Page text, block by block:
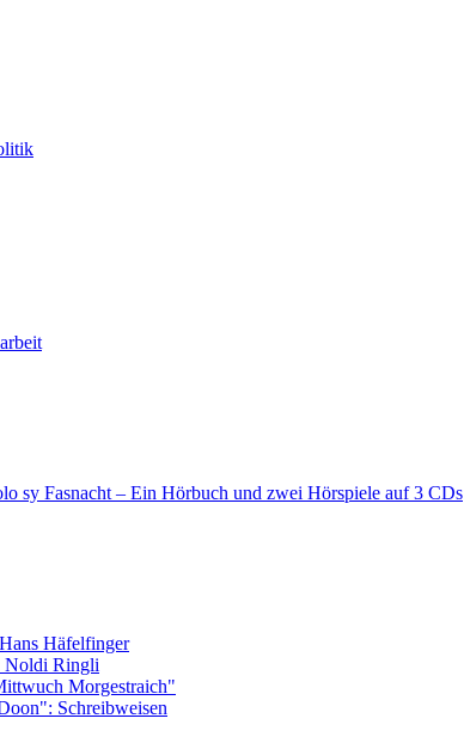
sy Fasnacht – Ein Hörbuch und zwei Hörspiele auf 3 CDs
Häfelfinger
Noldi Ringli
Morgestraich"
Schreibweisen